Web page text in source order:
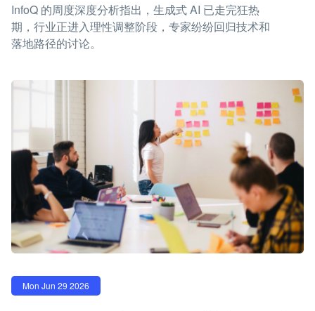
InfoQ 的周度深度分析指出，生成式 AI 已走完狂热
期，行业正进入理性调整阶段，专家纷纷回归技术和
落地路径的讨论。
Mon Jun 29 2026